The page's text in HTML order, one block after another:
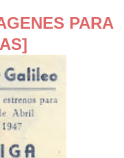
PARA